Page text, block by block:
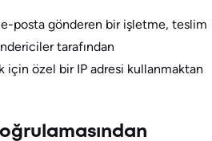
posta gönderen bir işletme, teslim
tarafından
için özel bir IP adresi kullanmaktan